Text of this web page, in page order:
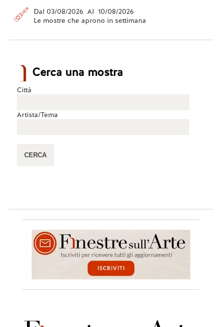
Dal 03/08/2026 Al 10/08/2026
Le mostre che aprono in settimana
Cerca una mostra
Città
Artista/Tema